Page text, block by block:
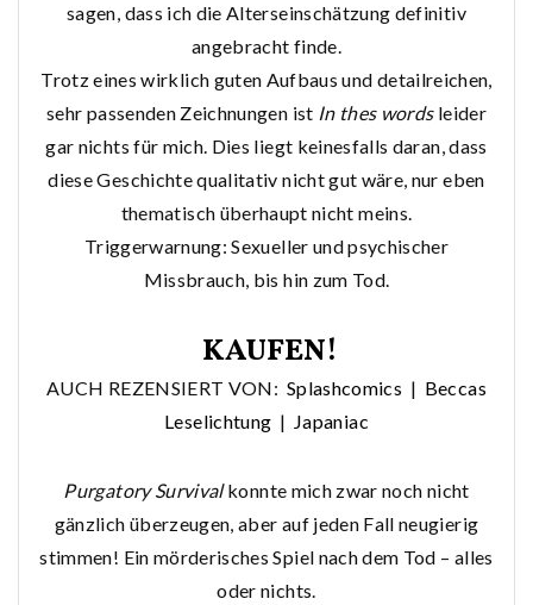
sagen, dass ich die Alterseinschätzung definitiv
angebracht finde.
Trotz eines wirklich guten Aufbaus und detailreichen,
sehr passenden Zeichnungen ist In thes wordsleider
gar nichts für mich. Dies liegt keinesfalls daran, dass
diese Geschichte qualitativ nicht gut wäre, nur eben
thematisch überhaupt nicht meins.
Triggerwarnung: Sexueller und psychischer
Missbrauch, bis hin zum Tod.
KAUFEN!
AUCH REZENSIERT VON: Splashcomics | Beccas
Leselichtung | Japaniac
Purgatory Survivalkonnte mich zwar noch nicht
gänzlich überzeugen, aber auf jeden Fall neugierig
stimmen! Ein mörderisches Spiel nach dem Tod – alles
oder nichts.